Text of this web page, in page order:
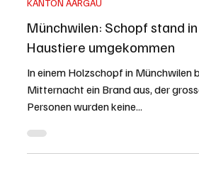
26. Mai 2024
KANTON AARGAU
Münchwilen: Schopf stand in
Haustiere umgekommen
In einem Holzschopf in Münchwilen
Personen wurden keine...